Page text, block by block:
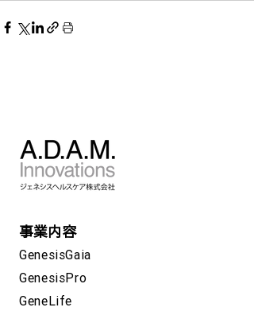
事業内容
GenesisGaia
GenesisPro
GeneLife